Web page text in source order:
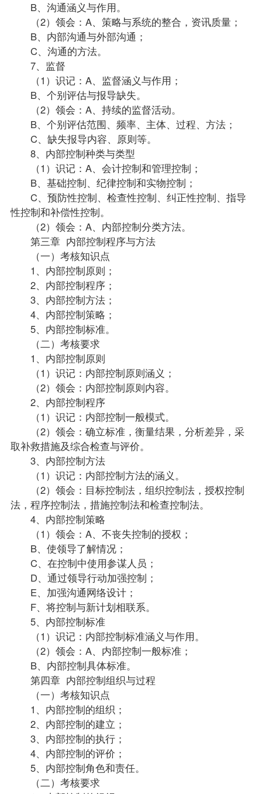
B、沟通涵义与作用。
（2）领会：A、策略与系统的整合，资讯质量；
B、内部沟通与外部沟通；
C、沟通的方法。
7、监督
（1）识记：A、监督涵义与作用；
B、个别评估与报导缺失。
（2）领会：A、持续的监督活动。
B、个别评估范围、频率、主体、过程、方法；
C、缺失报导内容、原则等。
8、内部控制种类与类型
（1）识记：A、会计控制和管理控制；
B、基础控制、纪律控制和实物控制；
C、预防性控制、检查性控制、纠正性控制、 指导
性控制和补偿性控制。
（2）领会：A、内部控制分类方法。
第三章 内部控制程序与方法
（一）考核知识点
1、内部控制原则；
2、内部控制程序；
3、内部控制方法；
4、内部控制策略；
5、内部控制标准。
（二）考核要求
1、内部控制原则
（1）识记：内部控制原则涵义；
（2）领会：内部控制原则内容。
2、内部控制程序
（1）识记：内部控制一般模式。
（2）领会：确立标准，衡量结果，分析差异，采
取补救措施及综合检查与评价。
3、内部控制方法
（1）识记：内部控制方法的涵义。
（2）领会：目标控制法，组织控制法，授权控制
法，程序控制法，措施控制法和检查控制法。
4、内部控制策略
（1）领会：A、不丧失控制的授权；
B、使领导了解情况；
C、在控制中使用参谋人员；
D、通过领导行动加强控制；
E、加强沟通网络设计；
F、将控制与新计划相联系。
5、内部控制标准
（1）识记：内部控制标准涵义与作用。
（2）领会：A、内部控制一般标准；
B、内部控制具体标准。
第四章 内部控制组织与过程
（一）考核知识点
1、内部控制的组织；
2、内部控制的建立；
3、内部控制的执行；
4、内部控制的评价；
5、内部控制角色和责任。
（二）考核要求